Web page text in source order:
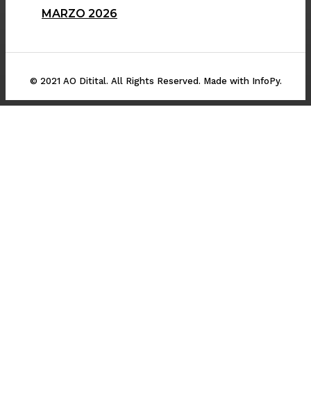
MARZO 2026
© 2021 AO Ditital. All Rights Reserved. Made with InfoPy.